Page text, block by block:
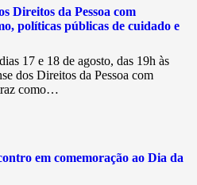
Direitos da Pessoa com
políticas públicas de cuidado e
17 e 18 de agosto, das 19h às
dos Direitos da Pessoa com
como…
em comemoração ao Dia da